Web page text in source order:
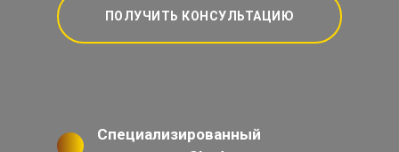
ПОЛУЧИТЬ КОНСУЛЬТАЦИЮ
Специализированный